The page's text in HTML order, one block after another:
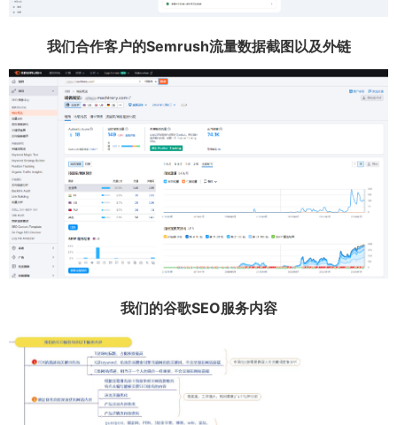
我们合作客户的Semrush流量数据截图以及外链
我们的谷歌SEO服务内容